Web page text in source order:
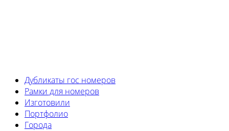
Дубликаты гос номеров
Рамки для номеров
Изготовили
Портфолио
Города